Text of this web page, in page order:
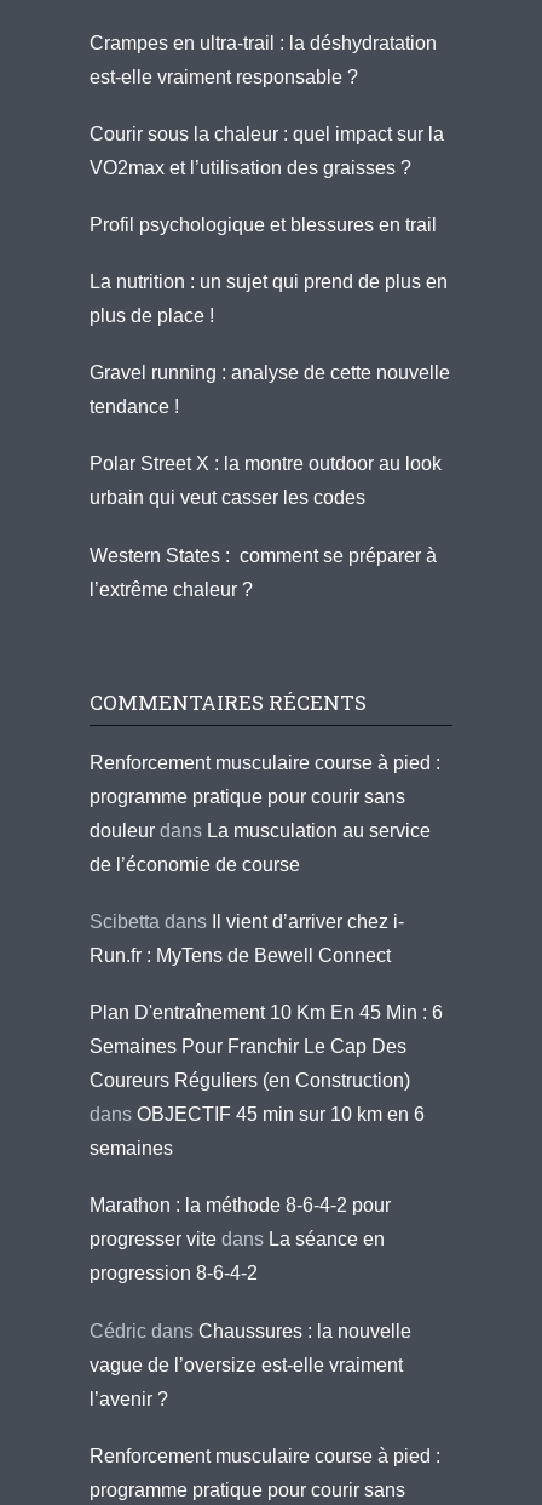
Crampes en ultra-trail : la déshydratation
est-elle vraiment responsable ?
Courir sous la chaleur : quel impact sur la
VO2max et l’utilisation des graisses ?
Profil psychologique et blessures en trail
La nutrition : un sujet qui prend de plus en
plus de place !
Gravel running : analyse de cette nouvelle
tendance !
Polar Street X : la montre outdoor au look
urbain qui veut casser les codes
Western States : comment se préparer à
l’extrême chaleur ?
COMMENTAIRES RÉCENTS
Renforcement musculaire course à pied :
programme pratique pour courir sans
douleur dans La musculation au service
de l’économie de course
Scibetta dans
Il vient d’arriver chez i-
Run.fr : MyTens de Bewell Connect
Plan D'entraînement 10 Km En 45 Min : 6
Semaines Pour Franchir Le Cap Des
Coureurs Réguliers (en Construction)
dans OBJECTIF 45 min sur 10 km en 6
semaines
Marathon : la méthode 8-6-4-2 pour
progresser vite dans La séance en
progression 8-6-4-2
Cédric dans Chaussures : la nouvelle
vague de l’oversize est-elle vraiment
l’avenir ?
Renforcement musculaire course à pied :
programme pratique pour courir sans